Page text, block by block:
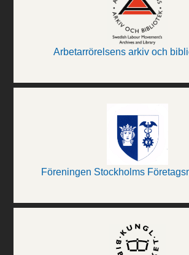
Arbetarrörelsens arkiv och
Föreningen Stockholms